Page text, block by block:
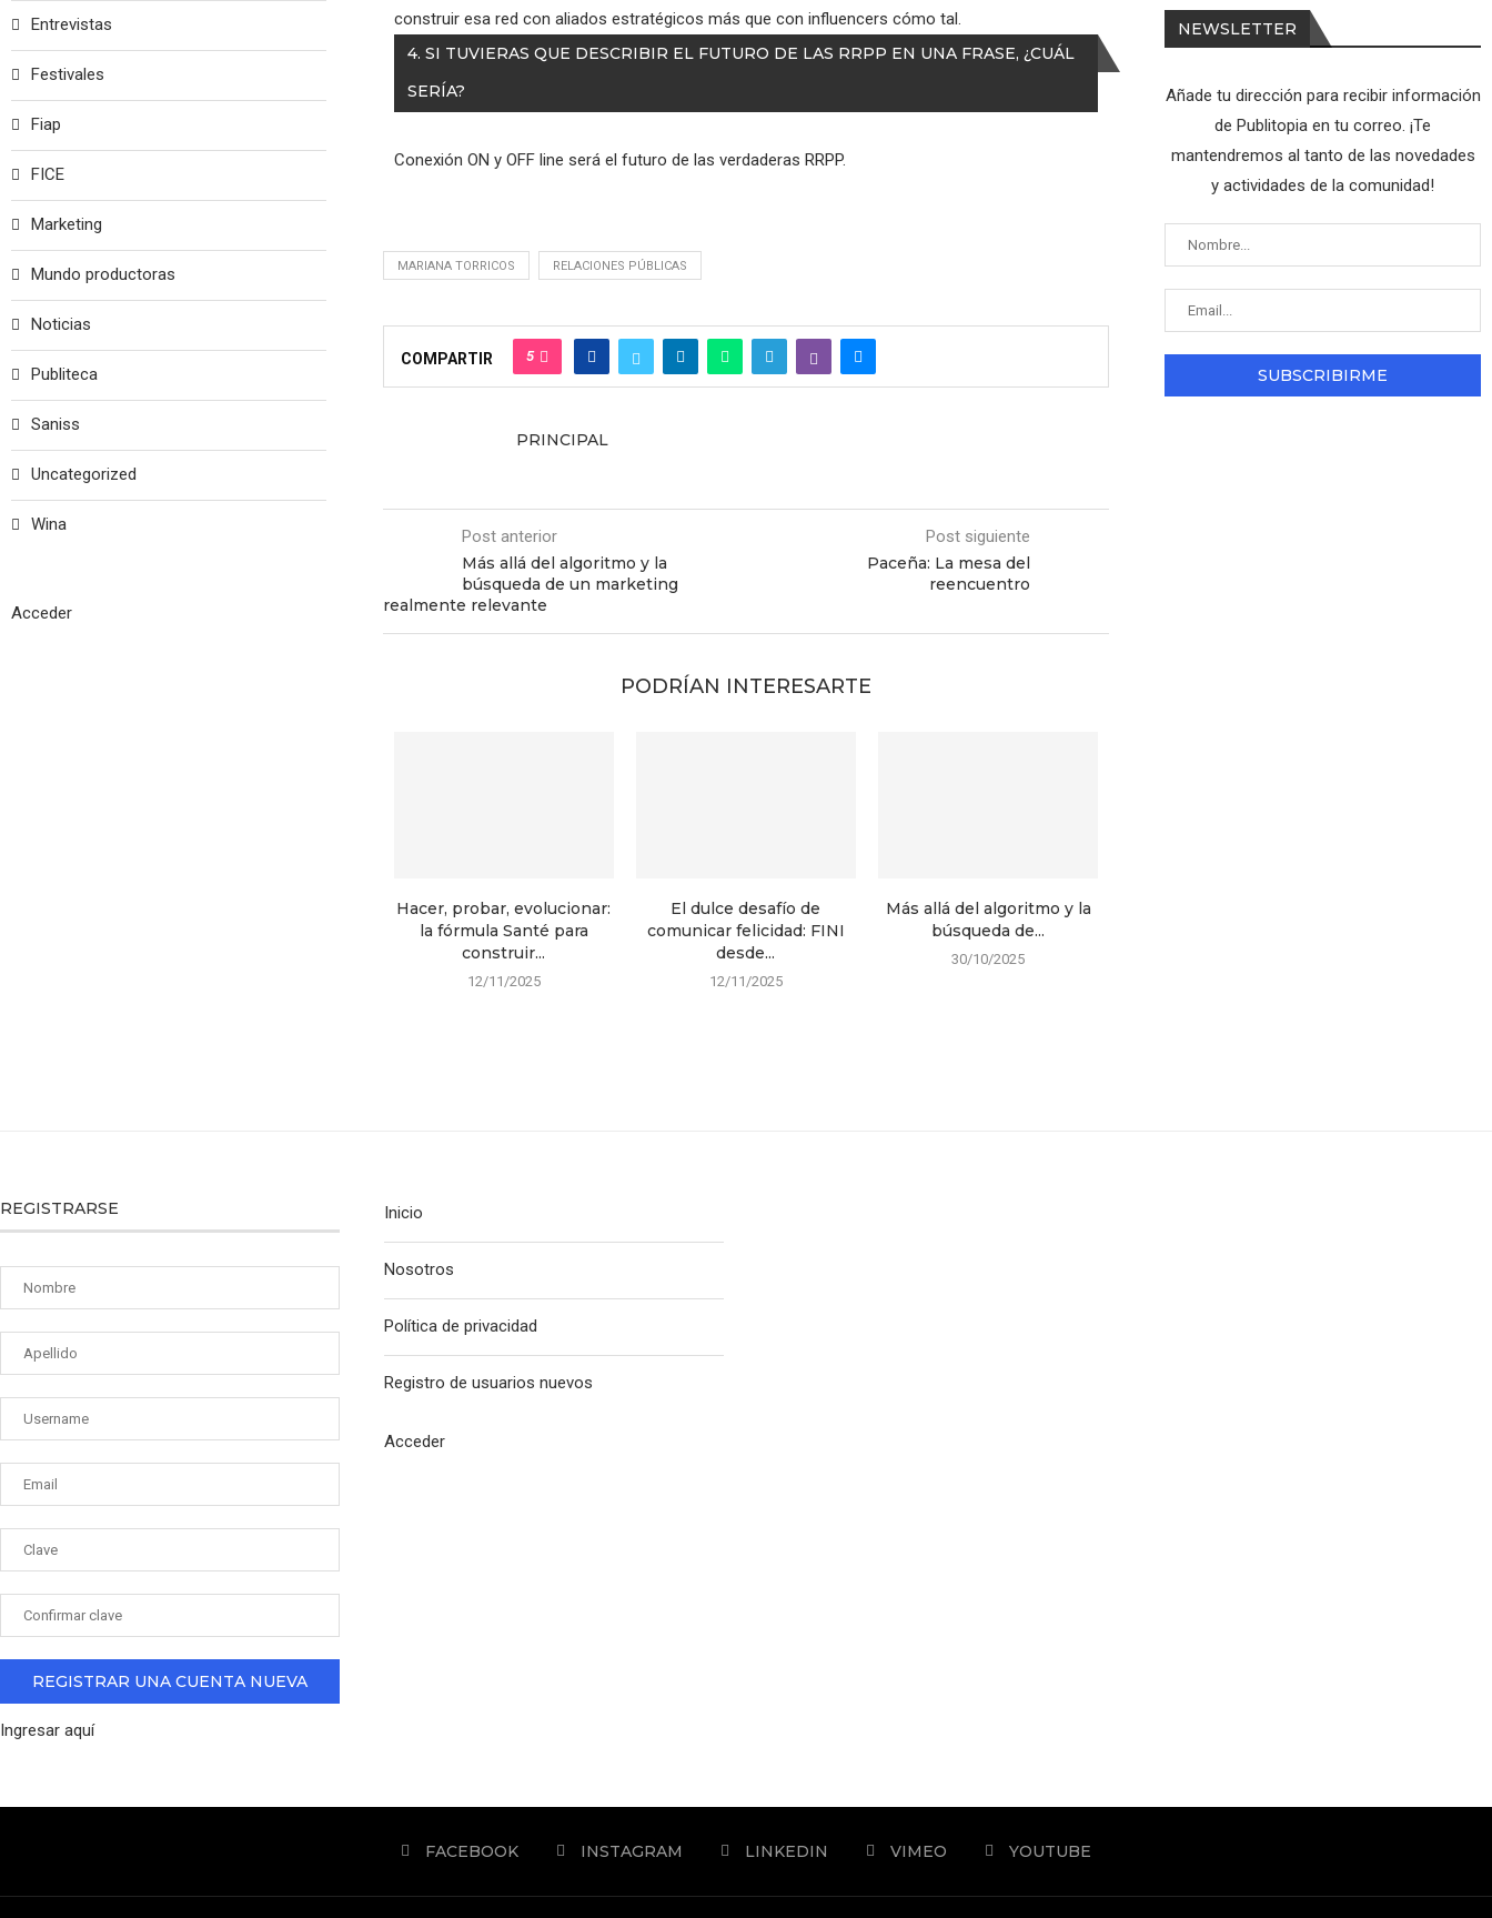
construir esa red con aliados estratégicos más que con influencers cómo tal.
4. SI TUVIERAS QUE DESCRIBIR EL FUTURO DE LAS RRPP EN UNA FRASE, ¿CUÁL
SERÍA?
Conexión ON y OFF line será el futuro de las verdaderas RRPP.
MARIANA TORRICOS RELACIONES PÚBLICAS
COMPARTIR 5
PRINCIPAL
Post anterior
Más allá del algoritmo y la
búsqueda de un marketing
realmente relevante
Post siguiente
Paceña: La mesa del
reencuentro
PODRÍAN INTERESARTE
Hacer, probar, evolucionar:
la fórmula Santé para
construir...
12/11/2025
El dulce desafío de
comunicar felicidad: FINI
desde...
12/11/2025
Más allá del algoritmo y la
búsqueda de...
30/10/2025
NEWSLETTER
Añade tu dirección para recibir información
de Publitopia en tu correo. ¡Te
mantendremos al tanto de las novedades
y actividades de la comunidad!
Entrevistas
Festivales
Fiap
FICE
Marketing
Mundo productoras
Noticias
Publiteca
Saniss
Uncategorized
Wina
Acceder
REGISTRARSE
Ingresar aquí
Inicio
Nosotros
Política de privacidad
Registro de usuarios nuevos
Acceder
FACEBOOK INSTAGRAM LINKEDIN VIMEO YOUTUBE